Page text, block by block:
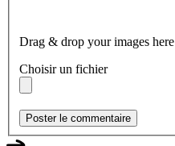
Drag & drop your images here
Choisir un fichier
Poster le commentaire